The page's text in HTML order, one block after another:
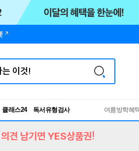
클래스24
독서유형검사
RBTI Lab
여름방학혜
의견 남기면 YES상품권!